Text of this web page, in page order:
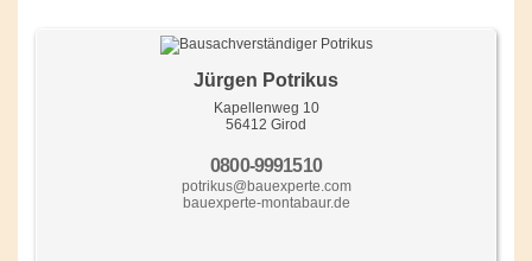
Jürgen Potrikus
Kapellenweg 10
56412 Girod
0800-9991510
potrikus@bauexperte.com
bauexperte-montabaur.de